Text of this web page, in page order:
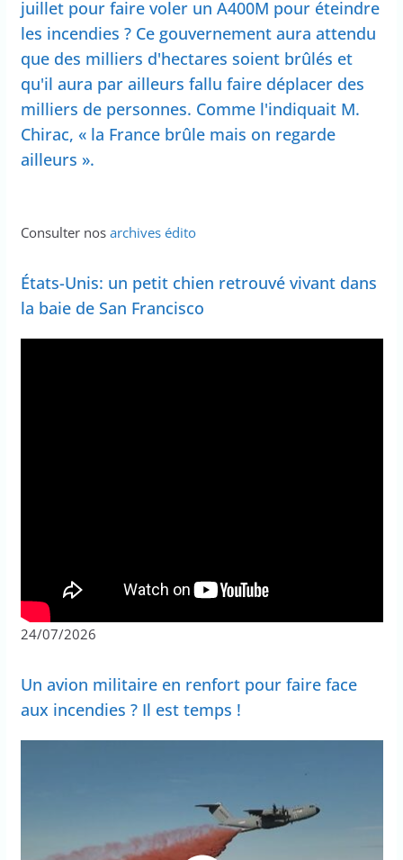
juillet pour faire voler un A400M pour éteindre
les incendies ? Ce gouvernement aura attendu
que des milliers d'hectares soient brûlés et
qu'il aura par ailleurs fallu faire déplacer des
milliers de personnes. Comme l'indiquait M.
Chirac, « la France brûle mais on regarde
ailleurs ».
Consulter nos archives édito
États-Unis: un petit chien retrouvé vivant dans
la baie de San Francisco
24/07/2026
Un avion militaire en renfort pour faire face
aux incendies ? Il est temps !